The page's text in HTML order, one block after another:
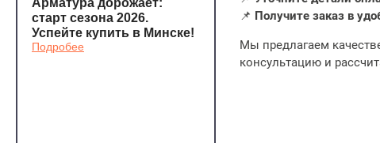
Арматура дорожает:
старт сезона 2026.
Успейте купить в Минске!
Подробее
Арматура стала еще
дешевле!
📌 Получите заказ в
Мы предлагаем
консультацию и